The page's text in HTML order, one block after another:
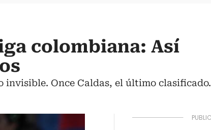
colombiana: Así
invisible. Once Caldas, el último clasificado.